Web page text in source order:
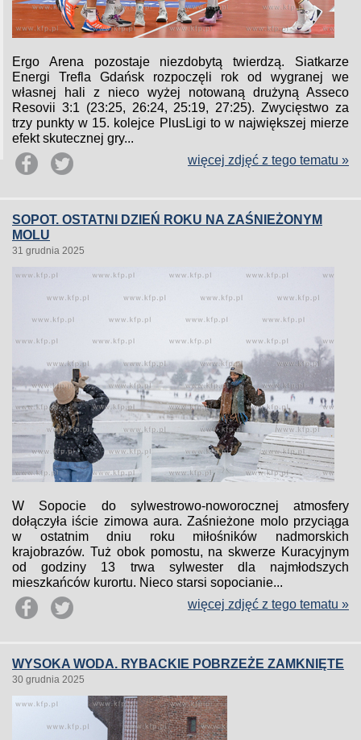
Ergo Arena pozostaje niezdobytą twierdzą. Siatkarze
Energi Trefla Gdańsk rozpoczęli rok od wygranej we
własnej hali z nieco wyżej notowaną drużyną Asseco
Resovii 3:1 (23:25, 26:24, 25:19, 27:25). Zwycięstwo za
trzy punkty w 15. kolejce PlusLigi to w największej mierze
efekt skutecznej gry...
więcej zdjęć z tego tematu »
SOPOT. OSTATNI DZIEŃ ROKU NA ZAŚNIEŻONYM
MOLU
31 grudnia 2025
W Sopocie do sylwestrowo-noworocznej atmosfery
dołączyła iście zimowa aura. Zaśnieżone molo przyciąga
w ostatnim dniu roku miłośników nadmorskich
krajobrazów. Tuż obok pomostu, na skwerze Kuracyjnym
od godziny 13 trwa sylwester dla najmłodszych
mieszkańców kurortu. Nieco starsi sopocianie...
więcej zdjęć z tego tematu »
WYSOKA WODA. RYBACKIE POBRZEŻE ZAMKNIĘTE
30 grudnia 2025